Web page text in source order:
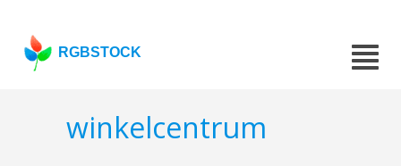
RGBSTOCK
winkelcentrum